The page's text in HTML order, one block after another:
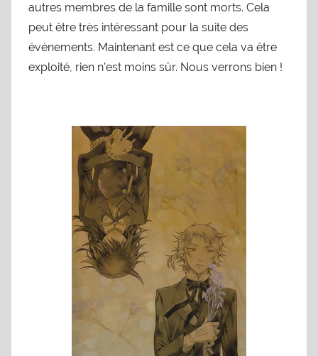
autres membres de la famille sont morts. Cela
peut être très intéressant pour la suite des
événements. Maintenant est ce que cela va être
exploité, rien n’est moins sûr. Nous verrons bien !